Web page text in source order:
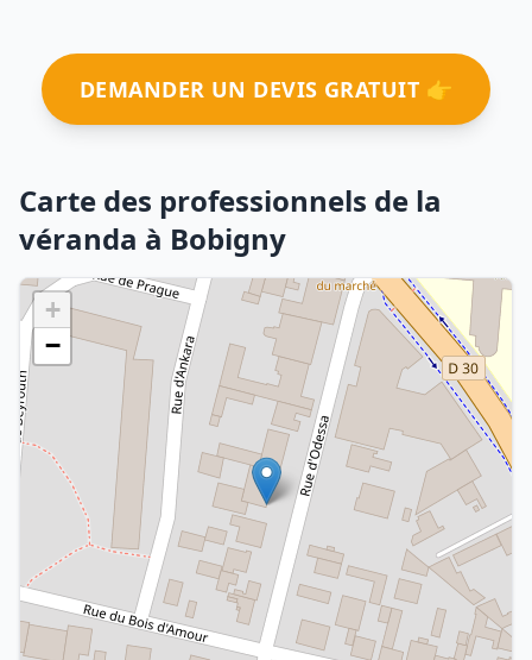
DEMANDER UN DEVIS GRATUIT 👉
Carte des professionnels de la
véranda à Bobigny
+
−